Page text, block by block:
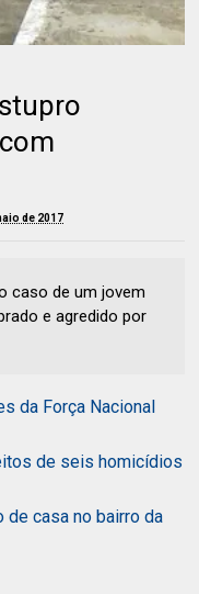
de 2017
caso de um jovem
e agredido por
da Força Nacional
de seis homicídios
de casa no bairro da